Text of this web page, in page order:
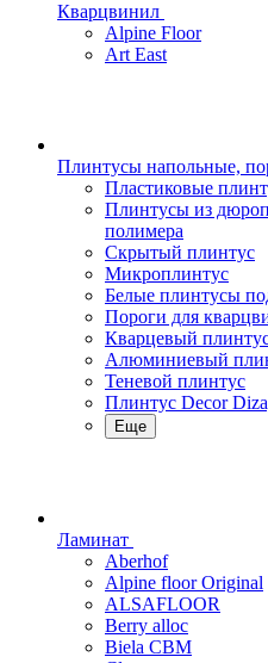
Кварцвинил
Alpine Floor
Art East
Плинтусы напольные,
Пластиковые
Плинтусы из
полимера
Скрытый плинтус
Микроплинтус
Белые плинтусы
Пороги для
Кварцевый
Алюминиевый
Теневой плинтус
Плинтус Decor
Еще
Ламинат
Aberhof
Alpine floor Original
ALSAFLOOR
Berry alloc
Biela CBM